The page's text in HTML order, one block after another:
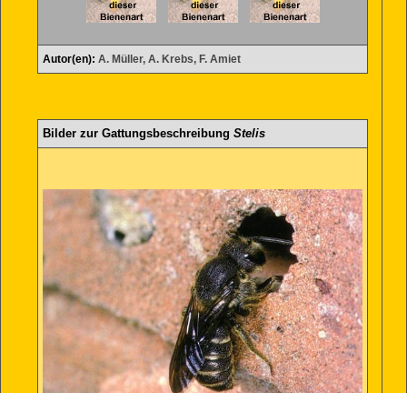
Autor(en): A. Müller, A. Krebs, F. Amiet
Bilder zur Gattungsbeschreibung Stelis